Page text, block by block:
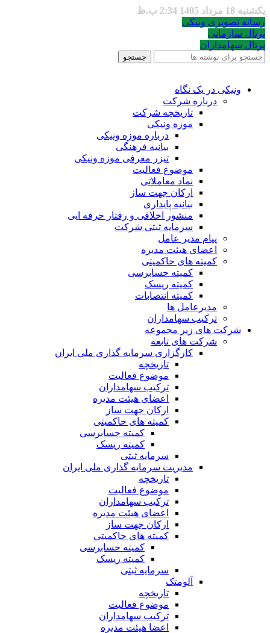
یکشنبه 18 مرداد 1405 2:34 ب.ظ
رسانه تصویری ونیکی
پرتال سازمانی
پرتال سهامداران
جستجو
ونیکی در یک نگاه
درباره شرکت
تاریخچه شرکت
موزه ونیکی
درباره موزه ونیکی
بیانیه فرهنگی
تیزر معرفی موزه ونیکی
موضوع فعالیت
نماد معاملاتی
ارکان جهت ساز
بیانیه پایداری
منشور اخلاقی و رفتار حرفه ایی
سرمایه ثبتی شرکت
پیام مدیر عامل
اعضای هیئت مدیره
کمیته های حاکمیتی
کمیته حسابرسی
کمیته ریسک
کمیته انتصابات
مدیرعامل ها
ترکیب سهامداران
شرکت های زیر مجموعه
شرکت های تابعه
کارگزاری سرمایه گذاری ملی ایران
تاریخچه
موضوع فعالیت
ترکیب سهامداران
اعضای هیئت مدیره
ارکان جهت ساز
کمیته های حاکمیتی
کمیته حسابرسی
کمیته ریسک
سرمایه ثبتی
مدیریت سرمایه گذاری ملی ایران
تاریخچه
موضوع فعالیت
ترکیب سهامداران
اعضای هیئت مدیره
ارکان جهت ساز
کمیته های حاکمیتی
کمیته حسابرسی
کمیته ریسک
سرمایه ثبتی
آلومتک
تاریخچه
موضوع فعالیت
ترکیب سهامداران
اعضا هیئت مدیره